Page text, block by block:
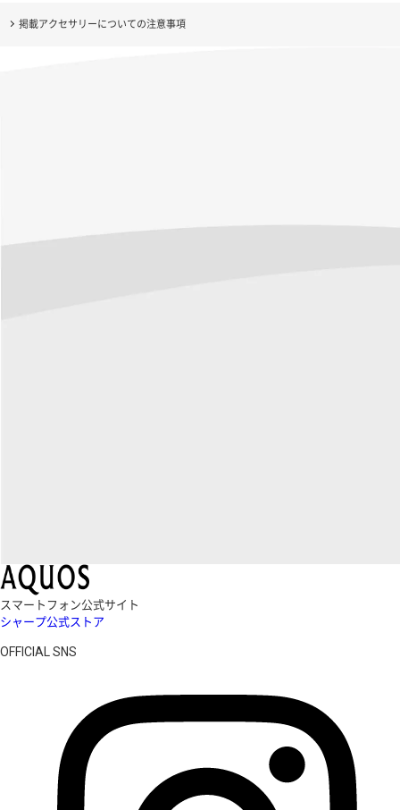
掲載アクセサリーについての注意事項
スマートフォン公式サイト
シャープ公式ストア
OFFICIAL SNS